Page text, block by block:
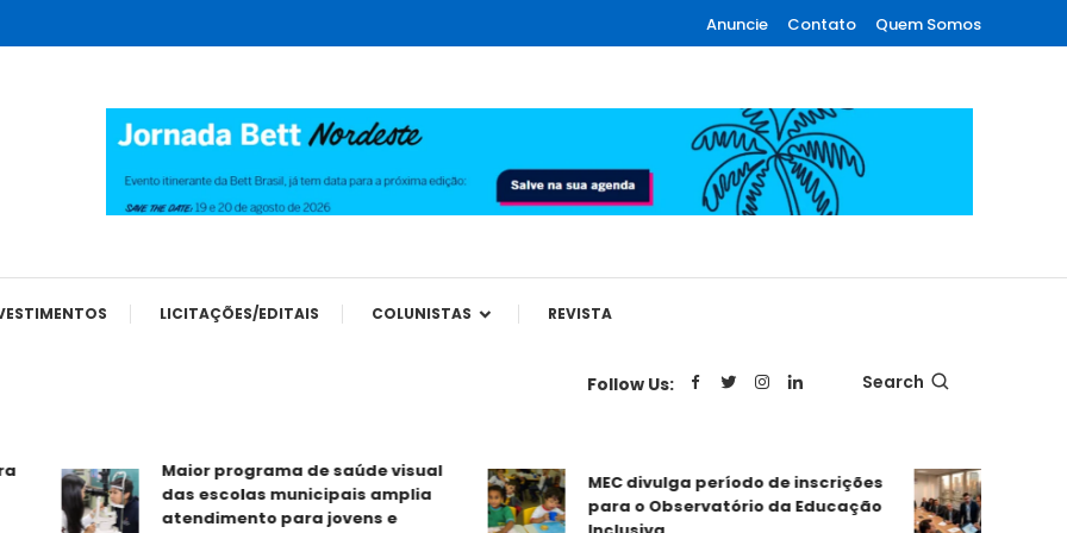
Anuncie Contato Quem Somos
LICITAÇÕES/EDITAIS COLUNISTAS REVISTA
Follow Us: Search
Maior programa de saúde visual
das escolas municipais amplia
atendimento para jovens e
MEC divulga período de inscrições
para o Observatório da Educação
RPPS